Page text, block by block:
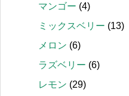
マンゴー (4)
ミックスベリー (13)
メロン (6)
ラズベリー (6)
レモン (29)